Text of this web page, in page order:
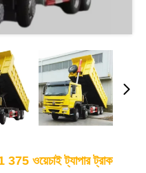
375 ওয়েচাই ট্যাপার ট্রাক